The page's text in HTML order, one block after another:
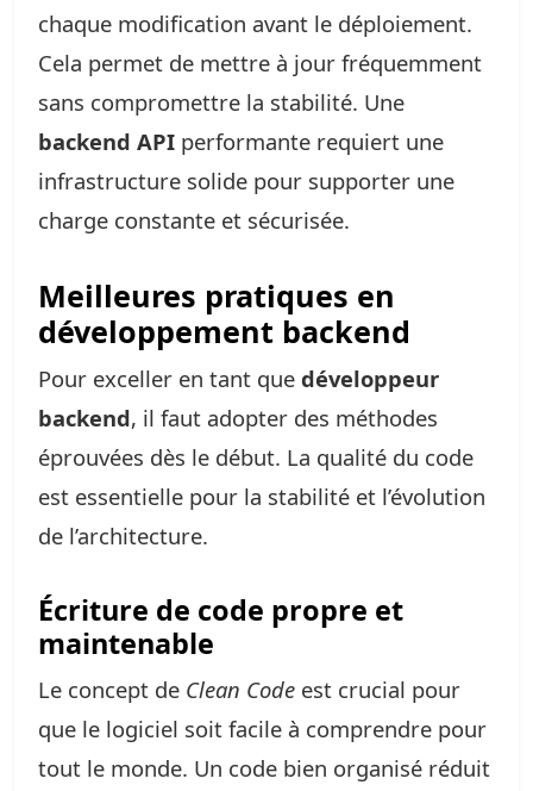
chaque modification avant le déploiement.
Cela permet de mettre à jour fréquemment
sans compromettre la stabilité. Une
backend API performante requiert une
infrastructure solide pour supporter une
charge constante et sécurisée.
Meilleures pratiques en
développement backend
Pour exceller en tant que développeur
backend, il faut adopter des méthodes
éprouvées dès le début. La qualité du code
est essentielle pour la stabilité et l’évolution
de l’architecture.
Écriture de code propre et
maintenable
Le concept de Clean Code est crucial pour
que le logiciel soit facile à comprendre pour
tout le monde. Un code bien organisé réduit